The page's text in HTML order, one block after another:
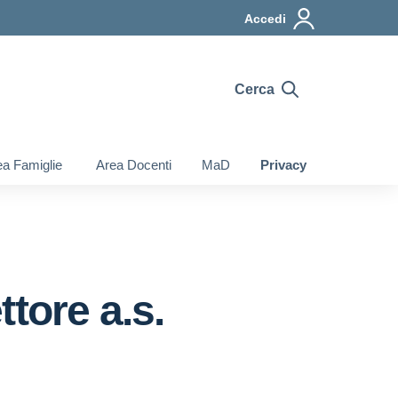
Accedi
Cerca
Famiglie Area Docenti MaD Privacy
a.s.